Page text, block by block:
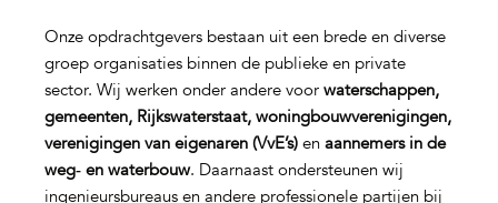
Onze opdrachtgevers bestaan uit een brede en diverse
groep organisaties binnen de publieke en private
sector. Wij werken onder andere voor waterschappen,
gemeenten, Rijkswaterstaat, woningbouwverenigingen,
verenigingen van eigenaren (VvE’s)en aannemers in de
weg‑ en waterbouw. Daarnaast ondersteunen wij
ingenieursbureaus en andere professionele partijen bij